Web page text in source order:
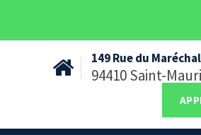
149 Rue du
94410 Saint-